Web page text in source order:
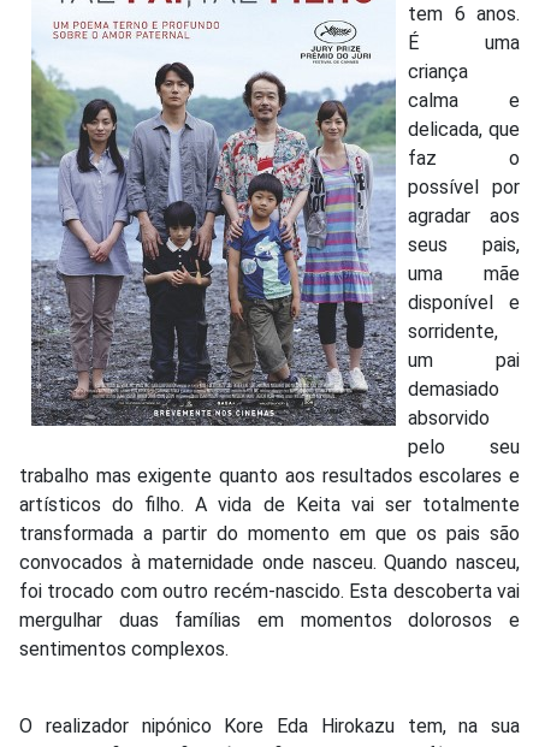
tem 6 anos.
É uma
criança
calma e
delicada, que
faz o
possível por
agradar aos
seus pais,
uma mãe
disponível e
sorridente,
um pai
demasiado
absorvido
pelo seu
trabalho mas exigente quanto aos resultados escolares e
artísticos do filho. A vida de Keita vai ser totalmente
transformada a partir do momento em que os pais são
convocados à maternidade onde nasceu. Quando nasceu,
foi trocado com outro recém-nascido. Esta descoberta vai
mergulhar duas famílias em momentos dolorosos e
sentimentos complexos.
O realizador nipónico Kore Eda Hirokazu tem, na sua